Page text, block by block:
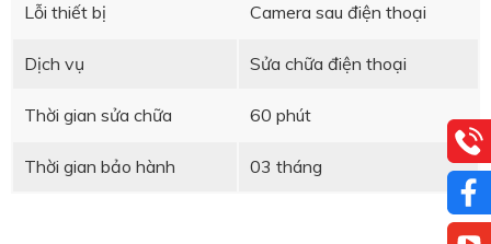
Lỗi thiết bị Camera sau điện thoại
Dịch vụ Sửa chữa điện thoại
Thời gian sửa chữa 60 phút
Thời gian bảo hành 03 tháng